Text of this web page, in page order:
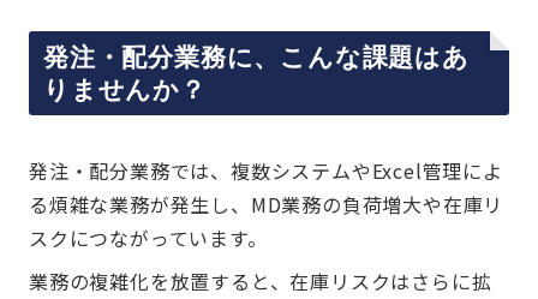
発注・配分業務に、こんな課題はあ
りませんか？
発注・配分業務では、複数システムやExcel管理によ
る煩雑な業務が発生し、MD業務の負荷増大や在庫リ
スクにつながっています。
業務の複雑化を放置すると、在庫リスクはさらに拡